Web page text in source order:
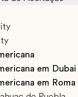
em Dubai
em Roma